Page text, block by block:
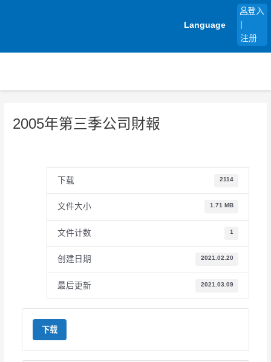
Language
登入
注册
2005年第三季公司財報
下载 2114
文件大小 1.71 MB
文件计数 1
创建日期 2021.02.20
最后更新 2021.03.09
下载